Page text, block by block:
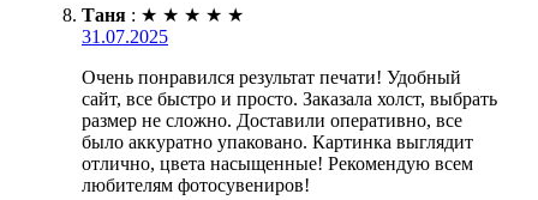
Таня : ★ ★ ★ ★ ★
31.07.2025
Очень понравился результат печати! Удобный
сайт, все быстро и просто. Заказала холст, выбрать
размер не сложно. Доставили оперативно, все
было аккуратно упаковано. Картинка выглядит
отлично, цвета насыщенные! Рекомендую всем
любителям фотосувениров!